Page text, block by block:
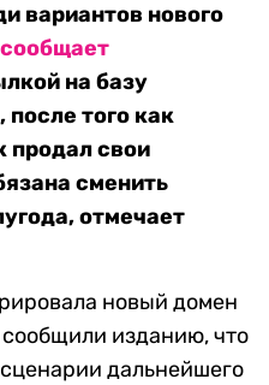
вариантов нового
сообщает
на базу
того как
продал свои
сменить
отмечает
новый домен
изданию, что
дальнейшего